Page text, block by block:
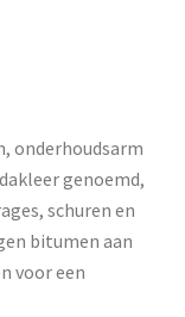
onderhoudsarm
genoemd,
schuren en
bitumen aan
voor een